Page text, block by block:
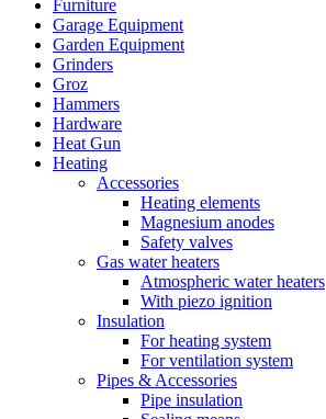
Furniture
Garage Equipment
Garden Equipment
Grinders
Groz
Hammers
Hardware
Heat Gun
Heating
Accessories
Heating elements
Magnesium anodes
Safety valves
Gas water heaters
Atmospheric water heaters
With piezo ignition
Insulation
For heating system
For ventilation system
Pipes & Accessories
Pipe insulation